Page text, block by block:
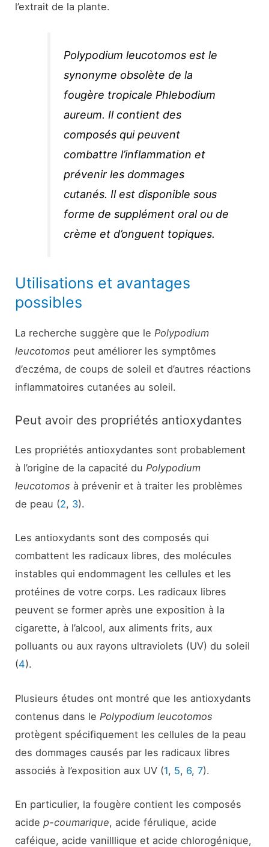
l’extrait de la plante.
Polypodium leucotomos est le
synonyme obsolète de la
fougère tropicale Phlebodium
aureum. Il contient des
composés qui peuvent
combattre l’inflammation et
prévenir les dommages
cutanés. Il est disponible sous
forme de supplément oral ou de
crème et d’onguent topiques.
Utilisations et avantages
possibles
La recherche suggère que le Polypodium
leucotomos peut améliorer les symptômes
d’eczéma, de coups de soleil et d’autres réactions
inflammatoires cutanées au soleil.
Peut avoir des propriétés antioxydantes
Les propriétés antioxydantes sont probablement
à l’origine de la capacité duPolypodium
leucotomos à prévenir et à traiter les problèmes
de peau (2, 3).
Les antioxydants sont des composés qui
combattent les radicaux libres, des molécules
instables qui endommagent les cellules et les
protéines de votre corps. Les radicaux libres
peuvent se former après une exposition à la
cigarette, à l’alcool, aux aliments frits, aux
polluants ou aux rayons ultraviolets (UV) du soleil
(4).
Plusieurs études ont montré que les antioxydants
contenus dans le Polypodium leucotomos
protègent spécifiquement les cellules de la peau
des dommages causés par les radicaux libres
associés à l’exposition aux UV (1, 5, 6,7).
En particulier, la fougère contient les composés
acidep-coumarique, acide férulique, acide
caféique, acide vanilllique et acide chlorogénique,